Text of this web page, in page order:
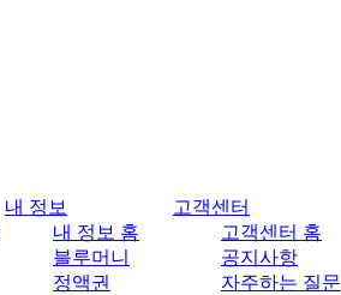
내 정보
내 정보 홈
블루머니
정액권
고객센터
고객센터 홈
공지사항
자주하는 질문